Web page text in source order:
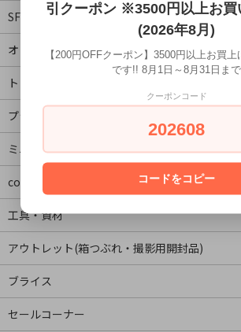
SF・映画・アメコミ
オリジナル
トミカコーナー
プラレールコーナー
ミニチュア&ドールハウス
concombre コンコンブル
工具・資材
アウトレット(箱つぶれ・撮影用開封品)
ブライス
セールコーナー
引クーポン ※3500円以上お買
(2026年8月)
【200円OFFクーポン】3500円以上お買
です!! 8月1日～8月31日まで
クーポンコード
202608
コードをコピー